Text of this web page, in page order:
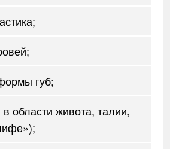
губ;
области живота, талии,